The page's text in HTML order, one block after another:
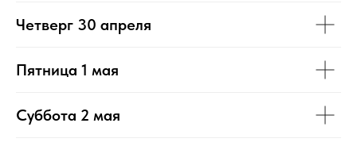
Четверг 30 апреля
Пятница 1 мая
Суббота 2 мая